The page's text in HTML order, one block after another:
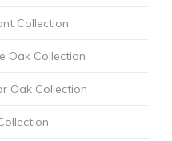
Collection
Oak Collection
Oak Collection